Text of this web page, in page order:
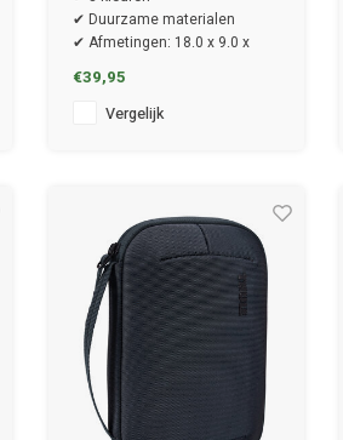
✔ Duurzame materialen
✔ Afmetingen: 18.0 x 9.0 x
€39,95
Vergelijk